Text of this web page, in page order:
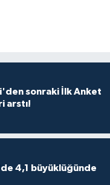
sonraki İlk Anket
arstı!
4,1 büyüklüğünde